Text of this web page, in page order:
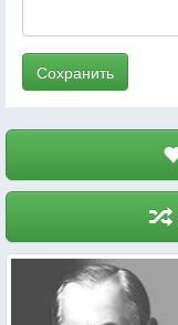
Сохранить